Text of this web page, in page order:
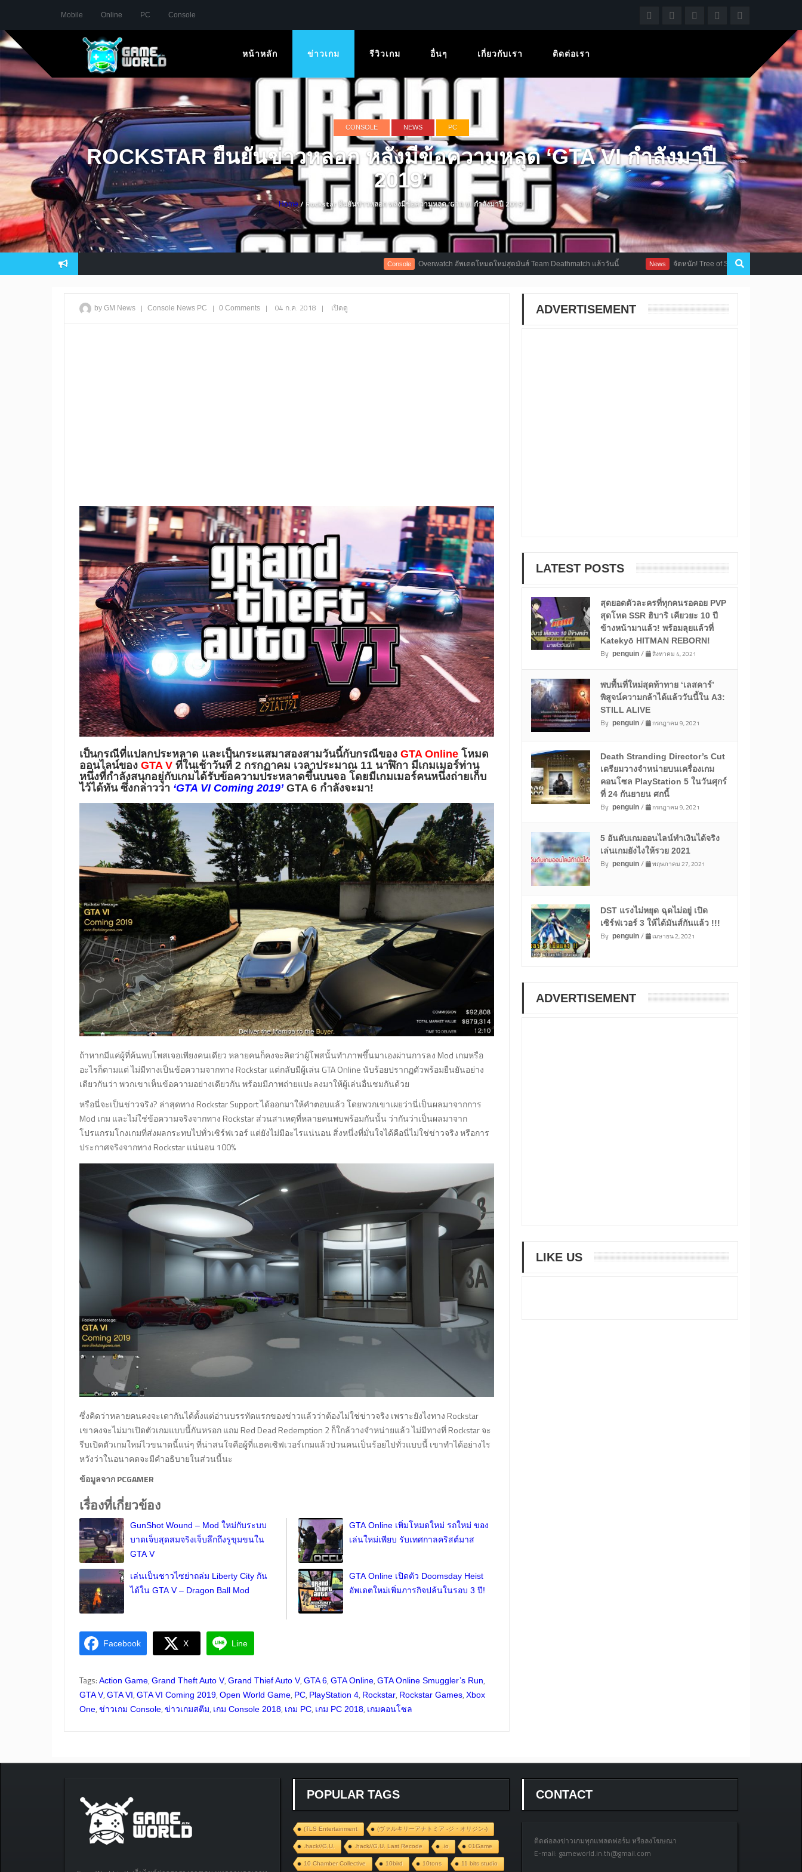
Mobile Online PC Console
หน้าหลัก ข่าวเกม รีวิวเกม อื่นๆ เกี่ยวกับเรา ติดต่อเรา
CONSOLE NEWS PC
ROCKSTAR ยืนยันข่าวหลอก หลังมีข้อความหลุด ‘GTA VI กำลังมาปี
2019’
Home/ Rockstar ยืนยันข่าวหลอก หลังมีข้อความหลุด ‘GTA VI กำลังมาปี 2019’
Overwatch อัพเดตโหมดใหม่สุดมันส์ Team Deathmatch แล้ววันนี้ News จัดหนัก! Tree of Savior อัพเดทอาชีพ Rank 8 พร้อมป
by GM News | Console News PC | 0 Comments | 04 ก.ค. 2018 | เปิดดู
เป็นกรณีที่แปลกประหลาด และเป็นกระแสมาสองสามวันนี้กับกรณีของ GTA Online โหมด
ออนไลน์ของ GTA V ที่ในเช้าวันที่ 2 กรกฏาคม เวลาประมาณ 11 นาฬิกา มีเกมเมอร์ท่าน
หนึ่งที่กำลังสนุกอยู่กับเกมได้รับข้อความประหลาดขึ้นบนจอ โดยมีเกมเมอร์คนหนึ่งถ่ายเก็บ
ไว้ได้ทัน ซึ่งกล่าวว่า ‘GTA VI Coming 2019’ GTA 6 กำลังจะมา!
ถ้าหากมีแค่ผู้ที่ค้นพบโพสเจอเพียงคนเดียว หลายคนก็คงจะคิดว่าผู้โพสนั้นทำภาพขึ้นมาเองผ่านการลง Mod เกมหรือ
อะไรก็ตามแต่ ไม่มีทางเป็นข้อความจากทาง Rockstar แต่กลับมีผู้เล่น GTA Online นับร้อยปรากฏตัวพร้อมยืนยันอย่าง
เดียวกันว่า พวกเขาเห็นข้อความอย่างเดียวกัน พร้อมมีภาพถ่ายแปะลงมาให้ผู้เล่นอื่นชมกันด้วย
หรือนี่จะเป็นข่าวจริง? ล่าสุดทาง Rockstar Support ได้ออกมาให้คำตอบแล้ว โดยพวกเขาเผยว่านี่เป็นผลมาจากการ
Mod เกม และไม่ใช่ข้อความจริงจากทาง Rockstar ส่วนสาเหตุที่หลายคนพบพร้อมกันนั้น ว่ากันว่าเป็นผลมาจาก
โปรแกรมโกงเกมที่ส่งผลกระทบไปทั่วเซิร์ฟเวอร์ แต่ยังไม่มีอะไรแน่นอน สิ่งหนึ่งที่มั่นใจได้คือนี่ไม่ใช่ข่าวจริง หรือการ
ประกาศจริงจากทาง Rockstar แน่นอน 100%
ซึ่งคิดว่าหลายคนคงจะเดากันได้ตั้งแต่อ่านบรรทัดแรกของข่าวแล้วว่าต้องไม่ใช่ข่าวจริง เพราะยังไงทาง Rockstar
เขาคงจะไม่มาเปิดตัวเกมแบบนี้กันหรอก แถม Red Dead Redemption 2 ก็ใกล้วางจำหน่ายแล้ว ไม่มีทางที่ Rockstar จะ
รีบเปิดตัวเกมใหม่ไวขนาดนี้แน่ๆ ที่น่าสนใจคือผู้ที่แฮคเซิฟเวอร์เกมแล้วป่วนคนเป็นร้อยไปทั่วแบบนี้ เขาทำได้อย่างไร
หวังว่าในอนาคตจะมีคำอธิบายในส่วนนี้นะ
ข้อมูลจาก PCGAMER
เรื่องที่เกี่ยวข้อง
GunShot Wound – Mod ใหม่กับระบบ
บาดเจ็บสุดสมจริงเจ็บลึกถึงรูขุมขนใน
GTA V
เล่นเป็นชาวไซย่าถล่ม Liberty City กัน
ได้ใน GTA V – Dragon Ball Mod
GTA Online เพิ่มโหมดใหม่ รถใหม่ ของ
เล่นใหม่เพียบ รับเทศกาลคริสต์มาส
GTA Online เปิดตัว Doomsday Heist
อัพเดตใหม่เพิ่มภารกิจปล้นในรอบ 3 ปี!
Facebook X Line
Tags: Action Game, Grand Theft Auto V, Grand Thief Auto V, GTA 6, GTA Online, GTA Online Smuggler’s Run,
GTA V, GTA VI, GTA VI Coming 2019, Open World Game, PC, PlayStation 4, Rockstar, Rockstar Games, Xbox
One, ข่าวเกม Console, ข่าวเกมสตีม, เกม Console 2018, เกม PC, เกม PC 2018, เกมคอนโซล
ADVERTISEMENT
LATEST POSTS
สุดยอดตัวละครที่ทุกคนรอคอย PVP
สุดโหด SSR ฮิบาริ เคียวยะ 10 ปี
ข้างหน้ามาแล้ว! พร้อมลุยแล้วที่
Katekyō HITMAN REBORN!
By penguin/ สิงหาคม 4, 2021
พบพื้นที่ใหม่สุดท้าทาย ‘เลสคาร์’
พิสูจน์ความกล้าได้แล้ววันนี้ใน A3:
STILL ALIVE
By penguin/ กรกฎาคม 9, 2021
Death Stranding Director’s Cut
เตรียมวางจำหน่ายบนเครื่องเกม
คอนโซล PlayStation 5 ในวันศุกร์
ที่ 24 กันยายน ศกนี้
By penguin/ กรกฎาคม 9, 2021
5 อันดับเกมออนไลน์ทำเงินได้จริง
เล่นเกมยังไงให้รวย 2021
By penguin/ พฤษภาคม 27, 2021
DST แรงไม่หยุด ฉุดไม่อยู่ เปิด
เซิร์ฟเวอร์ 3 ให้ได้มันส์กันแล้ว !!!
By penguin/ เมษายน 2, 2021
ADVERTISEMENT
LIKE US
POPULAR TAGS
(TLS Entertainment (ヴァルキリーアナトミア ‐ジ・オリジン‐)
.hack//G.U. .hack//G.U. Last Recode .io 01Game
10 Chamber Collective 10bird 10tons 11 bits studio
CONTACT
ติดต่อลงข่าวเกมทุกแพลตฟอร์ม หรือลงโฆษณา
E-mail: gameworld.in.th@gmail.com